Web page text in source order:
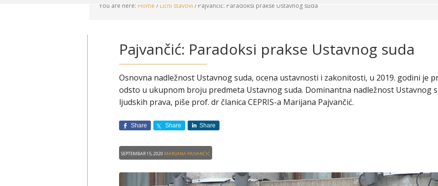
You are here: Home /Lični stavovi /Pajvančić: Paradoksi prakse Ustavnog suda
Pajvančić: Paradoksi prakse Ustavnog suda
Osnovna nadležnost Ustavnog suda, ocena ustavnosti i zakonitosti, u 2019. godini je
odsto u ukupnom broju predmeta Ustavnog suda. Dominantna nadležnost Ustavnog
ljudskih prava, piše prof. dr članica CEPRIS-a Marijana Pajvančić.
Share Share Share
Septembar 15, 2020 Marijana Pajvančić